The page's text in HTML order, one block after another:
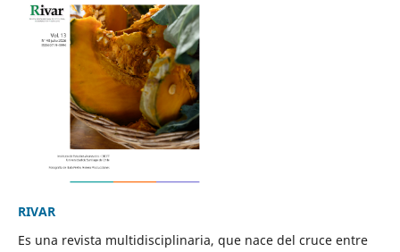
RIVAR
Es una revista multidisciplinaria, que nace del cruce entre